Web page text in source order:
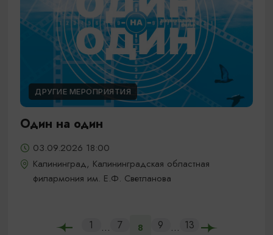
ДРУГИЕ МЕРОПРИЯТИЯ
Один на один
03.09.2026 18:00
Калининград, Калининградская областная
филармония им. Е.Ф. Светланова
1 ... 7 8 9 ... 13